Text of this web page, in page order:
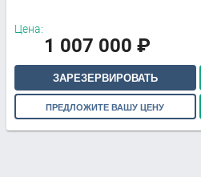
Цена:
1 007 000 ₽
ЗАРЕЗЕРВИРОВАТЬ
ПРЕДЛОЖИТЕ ВАШУ ЦЕНУ